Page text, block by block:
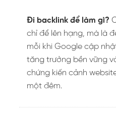
Đi backlink để làm gì?
chỉ để lên hạng, mà là
mỗi khi Google cập
tăng trưởng bền vững
chứng kiến cảnh
một đêm.